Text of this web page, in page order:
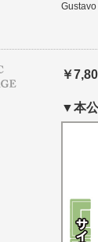
￥
▼本